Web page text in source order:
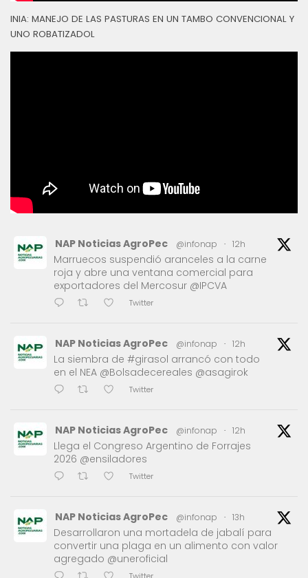
INIA: MANEJO DE LAS PASTURAS EN UN TAMBO CONVENCIONAL Y
UNO ROBATIZADOL
NAP Noticias AgroPec @infonap · 12h
Marruecos suspendió aranceles a la carne
roja y abre una ventana comercial para
exportadores del Mercosur @IPCVA
Twitter
NAP Noticias AgroPec @infonap · 12h
La siembra de #girasol arrancó con todo
en el NEA @Bolsadecereales @asagirok
Twitter
NAP Noticias AgroPec @infonap · 12h
Llega el Congreso Argentino de Forrajes
2026 @ensiladores
Twitter
NAP Noticias AgroPec @infonap · 13h
Desarrollaron una mortadela de jabalí para
convertir una plaga en un alimento con valor
agregado @uneroficial
Twitter